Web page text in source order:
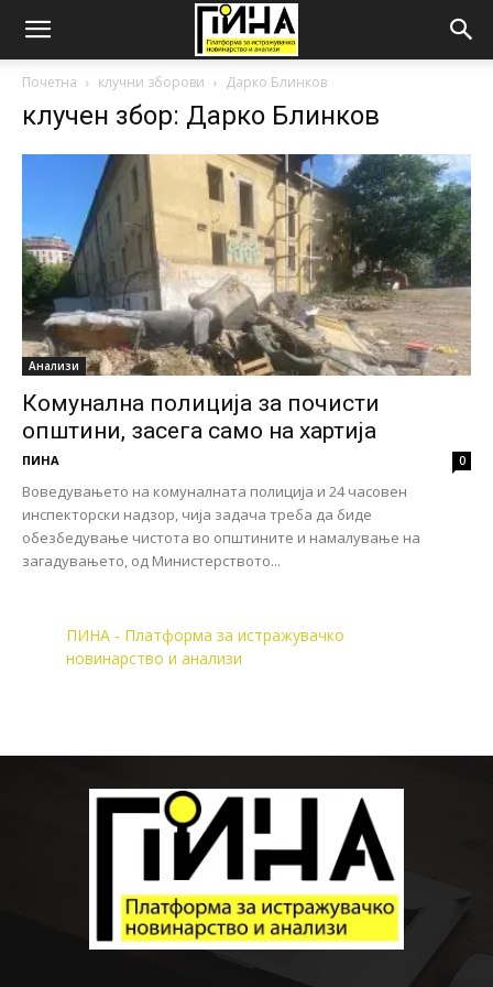
Почетна клучни зборови Дарко Блинков
клучен збор: Дарко Блинков
Анализи
Комунална полиција за почисти
општини, засега само на хартија
ПИНА 0
Воведувањето на комуналната полиција и 24 часовен
инспекторски надзор, чија задача треба да биде
обезбедување чистота во општините и намалување на
загадувањето, од Министерството...
ПИНА - Платформа за истражувачко
новинарство и анализи